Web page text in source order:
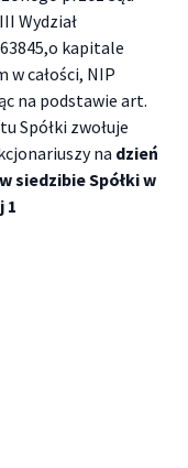
Wydział
kapitale
w całości, NIP
na podstawie art.
Spółki zwołuje
na dzień
w siedzibie Spółki w
1